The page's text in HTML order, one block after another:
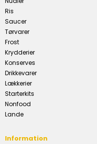
Ris
Saucer
Tørvarer
Frost
Krydderier
Konserves
Drikkevarer
Lækkerier
Starterkits
Nonfood
Lande
Information